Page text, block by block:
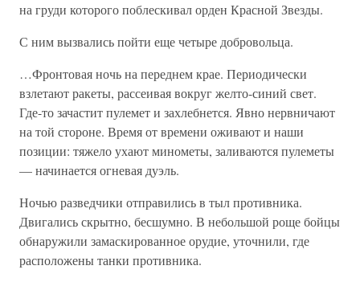
на груди которого поблескивал орден Красной Звезды.
С ним вызвались пойти еще четыре добровольца.
…Фронтовая ночь на переднем крае. Периодически
взлетают ракеты, рассеивая вокруг желто-синий свет.
Где-то зачастит пулемет и захлебнется. Явно нервничают
на той стороне. Время от времени оживают и наши
позиции: тяжело ухают минометы, заливаются пулеметы
— начинается огневая дуэль.
Ночью разведчики отправились в тыл противника.
Двигались скрытно, бесшумно. В небольшой роще бойцы
обнаружили замаскированное орудие, уточнили, где
расположены танки противника.